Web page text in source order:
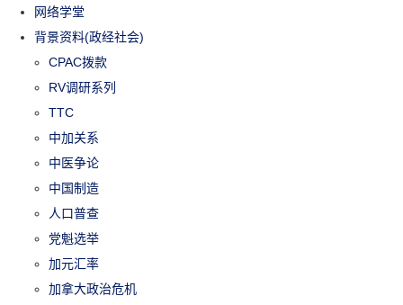
网络学堂
背景资料(政经社会)
CPAC拨款
RV调研系列
TTC
中加关系
中医争论
中国制造
人口普查
党魁选举
加元汇率
加拿大政治危机